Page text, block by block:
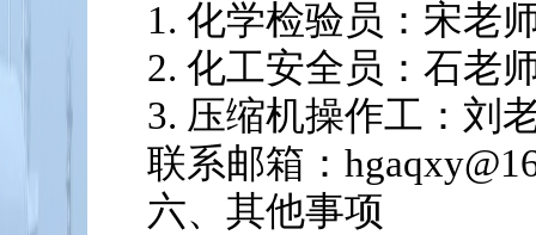
1. 化学检验员：宋老
2. 化工安全员：石老
3. 压缩机操作工：刘
联系邮箱：
六、其他事项